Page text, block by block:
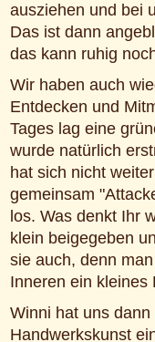
ausziehen und bei
Das ist dann
das kann ruhig
Wir haben auch
Entdecken und
Tages lag eine
wurde natürlich
hat sich nicht
gemeinsam
los. Was denkt Ihr
klein beigegeben
sie auch, denn
Inneren ein kleines
Winni hat uns
Handwerkskunst